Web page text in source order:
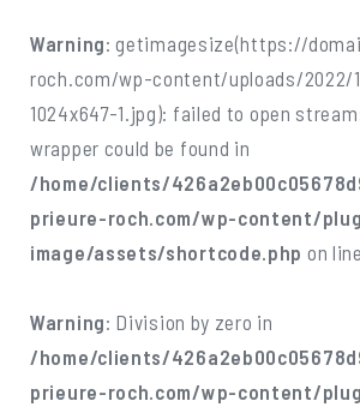
Warning: getimagesize(https://
roch.com/wp-content/uploads/2022/
1024x647-1.jpg): failed to open
wrapper could be found in
/home/clients/
prieure-roch.com/wp-content/
image/assets/shortcode.php on line
Warning: Division by zero in
/home/clients/
prieure-roch.com/wp-content/